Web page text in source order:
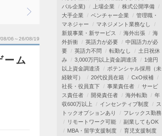
06～26/08/19
ーム
バル企業)
上場企業
株式公開準備
大手企業
ベンチャー企業
管理職・
マネジャー
マネジメント業務なし
新規事業・新サービス
海外出張
海
外折衝
英語力が必要
中国語力が必
要
英語力不問 転勤なし
土日祝休
み
3,000万円以上資金調達済
1億円
以上資金調達済
ポテンシャル採用（未
経験可）
20代役員在籍
CxO候補
社長・役員直下
事業責任者
サービ
ス責任者
開発責任者 海外転勤
年
収600万以上
インセンティブ制度
ス
トックオプションあり
フレックス勤務
リモートワーク可能
副業してもOK
MBA・留学支援制度
育児支援制度